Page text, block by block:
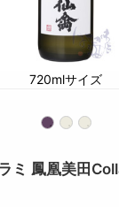
720mlサイズ
ミ 鳳凰美田